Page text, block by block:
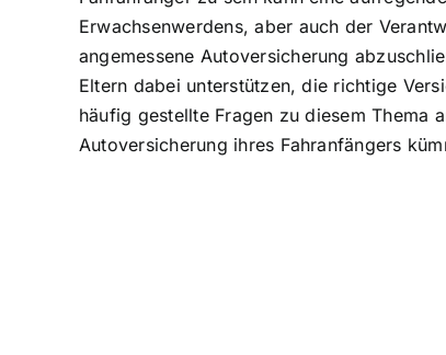
Erwachsenwerdens, aber auch der
angemessene Autoversicherung
Eltern dabei unterstützen, die richtige
häufig gestellte Fragen zu diesem Thema
Autoversicherung ihres Fahranfängers